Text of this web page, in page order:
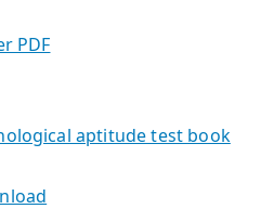
PDF
aptitude test book